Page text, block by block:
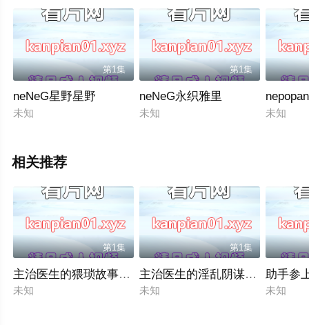
第1集
neNeG星野星野
未知
第1集
neNeG永织雅里
未知 未知
相关推荐
第1集
主治医生的猥琐故事中文字幕
未知
第1集
主治医生的淫乱阴谋第二部分中
未知
助手参
未知